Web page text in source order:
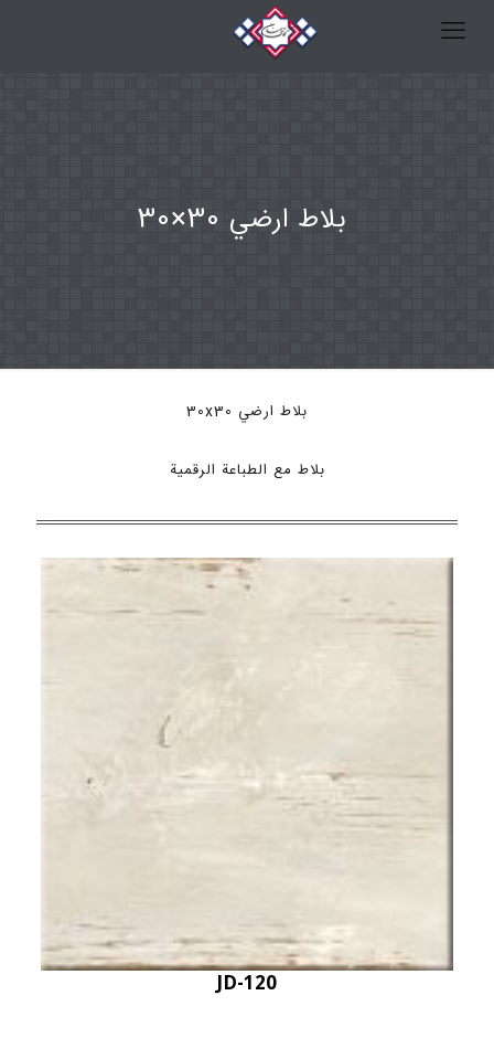
بلاط ارضي 30×30
بلاط ارضي 30x30
بلاط مع الطباعة الرقمية
JD-120